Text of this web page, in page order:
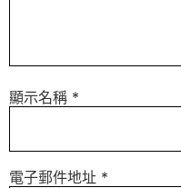
顯示名稱 *
電子郵件地址 *